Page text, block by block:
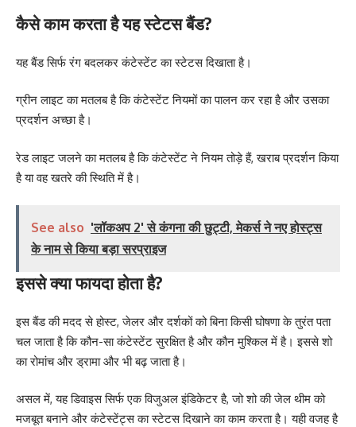
कैसे काम करता है यह स्टेटस बैंड?
यह बैंड सिर्फ रंग बदलकर कंटेस्टेंट का स्टेटस दिखाता है।
ग्रीन लाइट का मतलब है कि कंटेस्टेंट नियमों का पालन कर रहा है और उसका
प्रदर्शन अच्छा है।
रेड लाइट जलने का मतलब है कि कंटेस्टेंट ने नियम तोड़े हैं, खराब प्रदर्शन किया
है या वह खतरे की स्थिति में है।
See also 'लॉकअप 2' से कंगना की छुट्टी, मेकर्स ने नए होस्ट्स
के नाम से किया बड़ा सरप्राइज
इससे क्या फायदा होता है?
इस बैंड की मदद से होस्ट, जेलर और दर्शकों को बिना किसी घोषणा के तुरंत पता
चल जाता है कि कौन-सा कंटेस्टेंट सुरक्षित है और कौन मुश्किल में है। इससे शो
का रोमांच और ड्रामा और भी बढ़ जाता है।
असल में, यह डिवाइस सिर्फ एक विजुअल इंडिकेटर है, जो शो की जेल थीम को
मजबूत बनाने और कंटेस्टेंट्स का स्टेटस दिखाने का काम करता है। यही वजह है